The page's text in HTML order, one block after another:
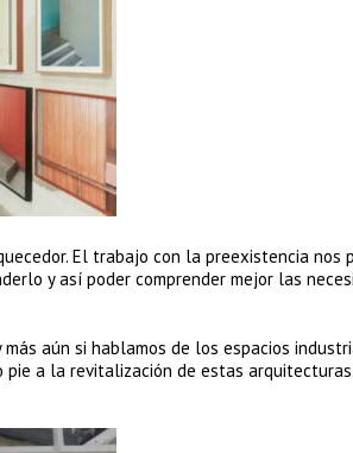
El trabajo con la preexistencia nos
y así poder comprender mejor las
aún si hablamos de los espacios
a la revitalización de estas